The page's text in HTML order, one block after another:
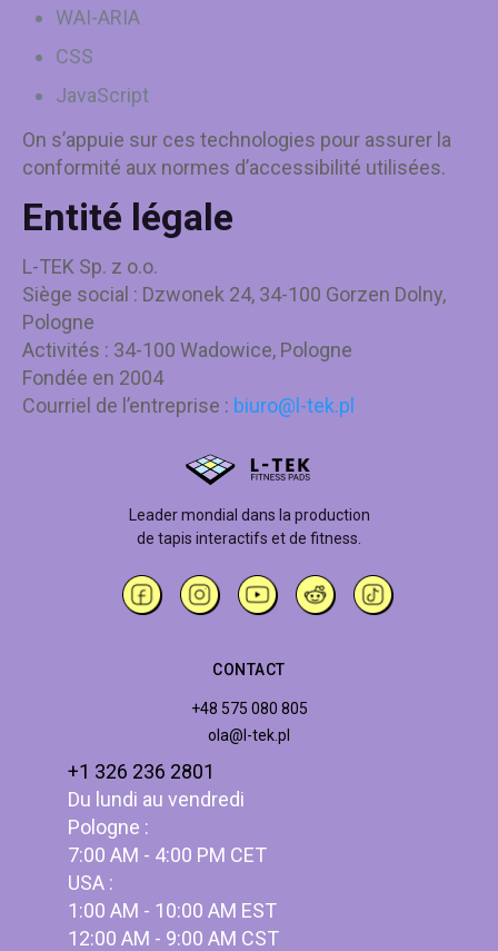
WAI-ARIA
CSS
JavaScript
On s’appuie sur ces technologies pour assurer la
conformité aux normes d’accessibilité utilisées.
Entité légale
L-TEK Sp. z o.o.
Siège social : Dzwonek 24, 34-100 Gorzen Dolny,
Pologne
Activités : 34-100 Wadowice, Pologne
Fondée en 2004
Courriel de l’entreprise : biuro@l-tek.pl
Leader mondial dans la production
de tapis interactifs et de fitness.
CONTACT
+48 575 080 805
ola@l-tek.pl
+1 326 236 2801
Du lundi au vendredi
Pologne :
7:00 AM - 4:00 PM CET
USA :
1:00 AM - 10:00 AM EST
12:00 AM - 9:00 AM CST